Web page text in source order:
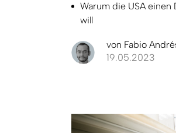
Warum die USA
will
von Fabio
19.05.2023